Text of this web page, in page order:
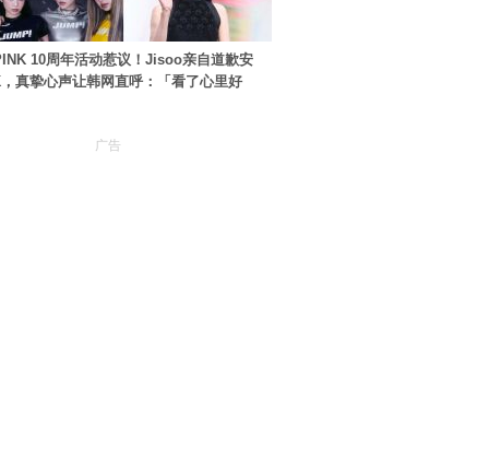
10周年活动惹议！Jisoo亲自道歉安
真挚心声让韩网直呼：「看了心里好
广告